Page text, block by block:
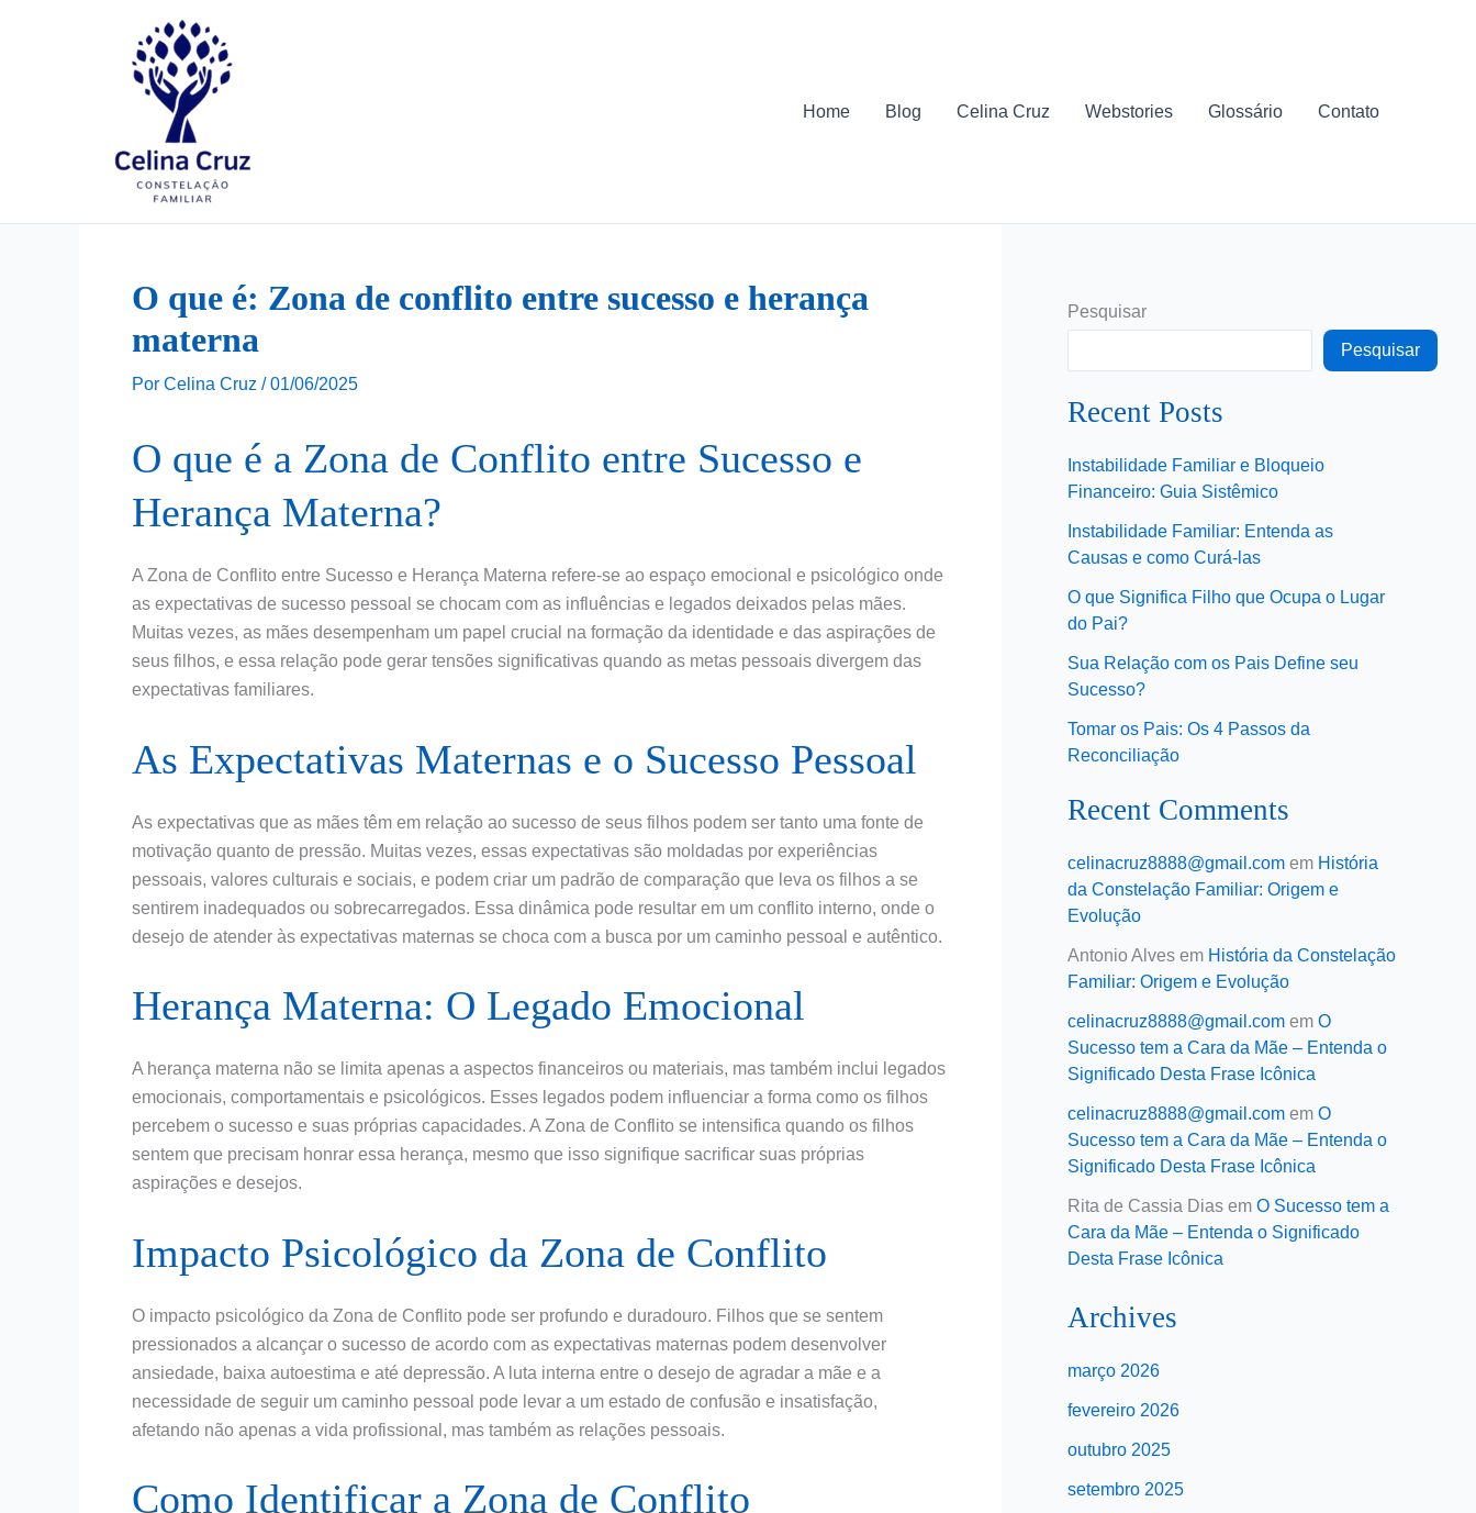
Home Blog Celina Cruz Webstories Glossário Contato
O que é: Zona de conflito entre sucesso e herança
materna
Por Celina Cruz /01/06/2025
O que é a Zona de Conflito entre Sucesso e
Herança Materna?
A Zona de Conflito entre Sucesso e Herança Materna refere-se ao espaço emocional e psicológico onde
as expectativas de sucesso pessoal se chocam com as influências e legados deixados pelas mães.
Muitas vezes, as mães desempenham um papel crucial na formação da identidade e das aspirações de
seus filhos, e essa relação pode gerar tensões significativas quando as metas pessoais divergem das
expectativas familiares.
As Expectativas Maternas e o Sucesso Pessoal
As expectativas que as mães têm em relação ao sucesso de seus filhos podem ser tanto uma fonte de
motivação quanto de pressão. Muitas vezes, essas expectativas são moldadas por experiências
pessoais, valores culturais e sociais, e podem criar um padrão de comparação que leva os filhos a se
sentirem inadequados ou sobrecarregados. Essa dinâmica pode resultar em um conflito interno, onde o
desejo de atender às expectativas maternas se choca com a busca por um caminho pessoal e autêntico.
Herança Materna: O Legado Emocional
A herança materna não se limita apenas a aspectos financeiros ou materiais, mas também inclui legados
emocionais, comportamentais e psicológicos. Esses legados podem influenciar a forma como os filhos
percebem o sucesso e suas próprias capacidades. A Zona de Conflito se intensifica quando os filhos
sentem que precisam honrar essa herança, mesmo que isso signifique sacrificar suas próprias
aspirações e desejos.
Impacto Psicológico da Zona de Conflito
O impacto psicológico da Zona de Conflito pode ser profundo e duradouro. Filhos que se sentem
pressionados a alcançar o sucesso de acordo com as expectativas maternas podem desenvolver
ansiedade, baixa autoestima e até depressão. A luta interna entre o desejo de agradar a mãe e a
necessidade de seguir um caminho pessoal pode levar a um estado de confusão e insatisfação,
afetando não apenas a vida profissional, mas também as relações pessoais.
Como Identificar a Zona de Conflito
Pesquisar
Pesquisar
Recent Posts
Instabilidade Familiar e Bloqueio
Financeiro: Guia Sistêmico
Instabilidade Familiar: Entenda as
Causas e como Curá-las
O que Significa Filho que Ocupa o Lugar
do Pai?
Sua Relação com os Pais Define seu
Sucesso?
Tomar os Pais: Os 4 Passos da
Reconciliação
Recent Comments
celinacruz8888@gmail.com em História
da Constelação Familiar: Origem e
Evolução
Antonio Alves em História da Constelação
Familiar: Origem e Evolução
celinacruz8888@gmail.com em O
Sucesso tem a Cara da Mãe – Entenda o
Significado Desta Frase Icônica
celinacruz8888@gmail.com em O
Sucesso tem a Cara da Mãe – Entenda o
Significado Desta Frase Icônica
Rita de Cassia Dias em O Sucesso tem a
Cara da Mãe – Entenda o Significado
Desta Frase Icônica
Archives
março 2026
fevereiro 2026
outubro 2025
setembro 2025